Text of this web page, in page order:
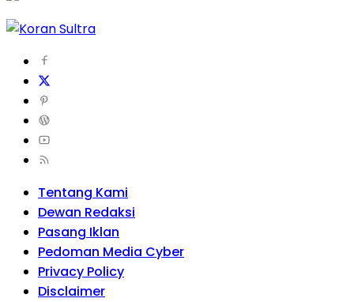
Tentang Kami
Dewan Redaksi
Pasang Iklan
Pedoman Media Cyber
Privacy Policy
Disclaimer